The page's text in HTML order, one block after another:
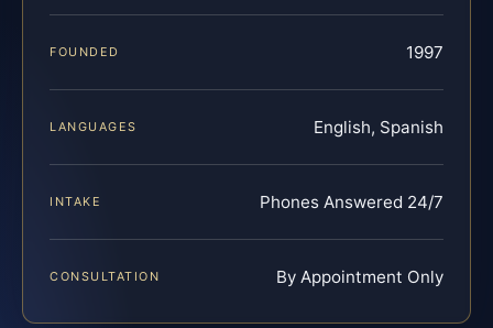
FOUNDED 1997
LANGUAGES English, Spanish
INTAKE Phones Answered 24/7
CONSULTATION By Appointment Only